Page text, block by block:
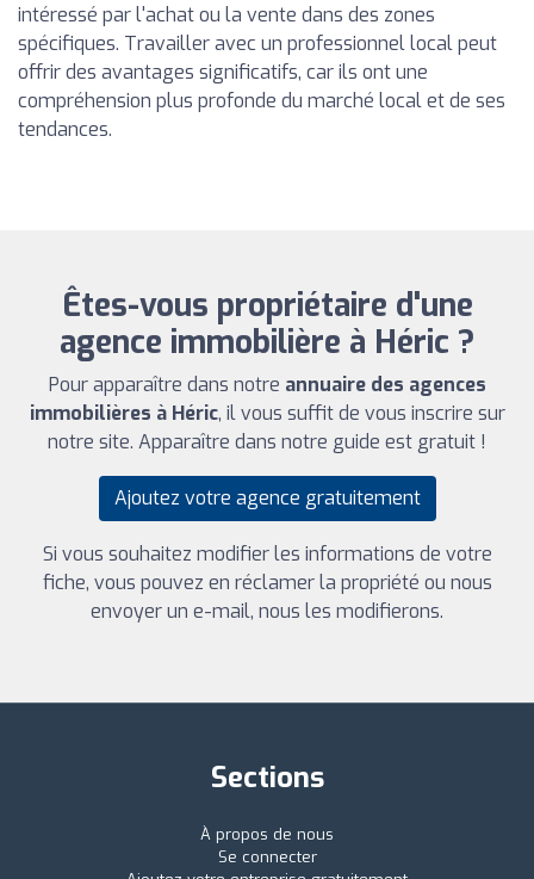
intéressé par l'achat ou la vente dans des zones
spécifiques. Travailler avec un professionnel local peut
offrir des avantages significatifs, car ils ont une
compréhension plus profonde du marché local et de ses
tendances.
Êtes-vous propriétaire d'une
agence immobilière à Héric ?
Pour apparaître dans notre annuaire des agences
immobilières à Héric, il vous suffit de vous inscrire sur
notre site. Apparaître dans notre guide est gratuit !
Ajoutez votre agence gratuitement
Si vous souhaitez modifier les informations de votre
fiche, vous pouvez en réclamer la propriété ou nous
envoyer un e-mail, nous les modifierons.
Sections
À propos de nous
Se connecter